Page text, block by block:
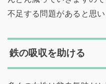
不足する問題があると思い
鉄の吸収を助ける